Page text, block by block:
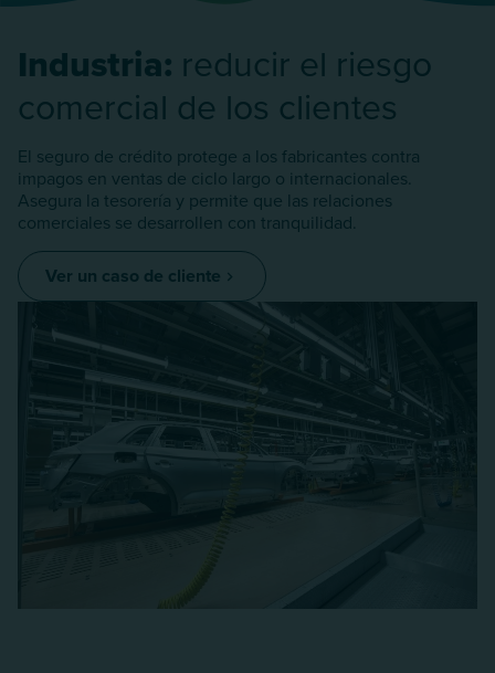
Industria: reducir el riesgo
comercial de los clientes
El seguro de crédito protege a los fabricantes contra
impagos en ventas de ciclo largo o internacionales.
Asegura la tesorería y permite que las relaciones
comerciales se desarrollen con tranquilidad.
Ver un caso de cliente